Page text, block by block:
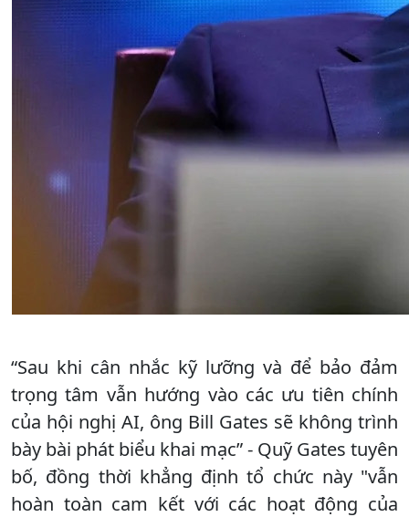
“Sau khi cân nhắc kỹ lưỡng và để bảo đảm
trọng tâm vẫn hướng vào các ưu tiên chính
của hội nghị AI, ông Bill Gates sẽ không trình
bày bài phát biểu khai mạc” - Quỹ Gates tuyên
bố, đồng thời khẳng định tổ chức này "vẫn
hoàn toàn cam kết với các hoạt động của